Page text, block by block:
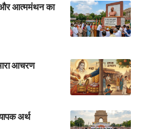
और आत्ममंथन का
आचरण
अर्थ